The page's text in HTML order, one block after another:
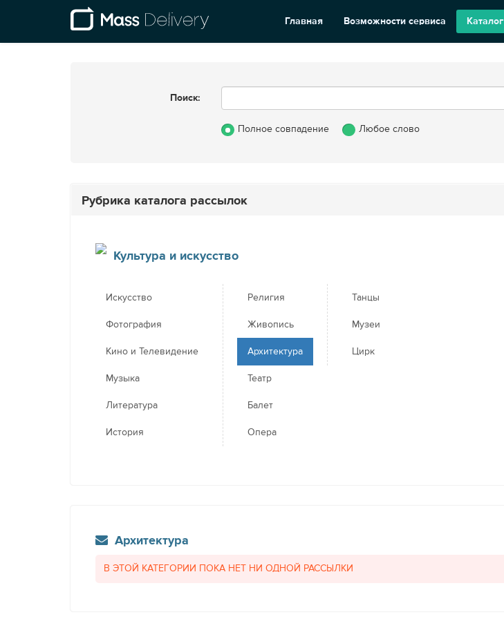
Главная Возможности сервиса Каталог
Поиск:
Полное совпадение Любое слово
Рубрика каталога рассылок
Культура и искусство
Искусство
Фотография
Кино и Телевидение
Музыка
Литература
История
Религия
Живопись
Архитектура
Театр
Балет
Опера
Танцы
Музеи
Цирк
Архитектура
В ЭТОЙ КАТЕГОРИИ ПОКА НЕТ НИ ОДНОЙ РАССЫЛКИ